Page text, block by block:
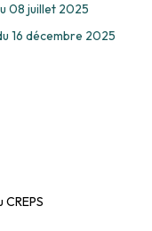
08 juillet 2025
16 décembre 2025